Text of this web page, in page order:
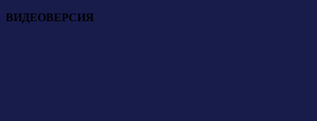
ВИДЕОВЕРСИЯ